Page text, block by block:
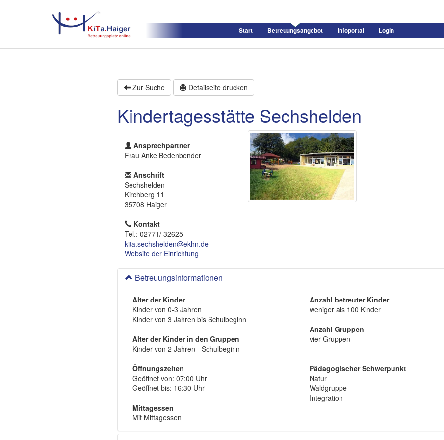
Start Betreuungsangebot Infoportal Login
Zur Suche Detailseite drucken
Kindertagesstätte Sechshelden
Ansprechpartner
Frau Anke Bedenbender
Anschrift
Sechshelden
Kirchberg 11
35708 Haiger
Kontakt
Tel.: 02771/ 32625
kita.sechshelden@ekhn.de
Website der Einrichtung
Betreuungsinformationen
Alter der Kinder
Kinder von 0-3 Jahren
Kinder von 3 Jahren bis Schulbeginn
Alter der Kinder in den Gruppen
Kinder von 2 Jahren - Schulbeginn
Anzahl betreuter Kinder
weniger als 100 Kinder
Anzahl Gruppen
vier Gruppen
Öffnungszeiten
Geöffnet von: 07:00 Uhr
Geöffnet bis: 16:30 Uhr
Mittagessen
Mit Mittagessen
Pädagogischer Schwerpunkt
Natur
Waldgruppe
Integration